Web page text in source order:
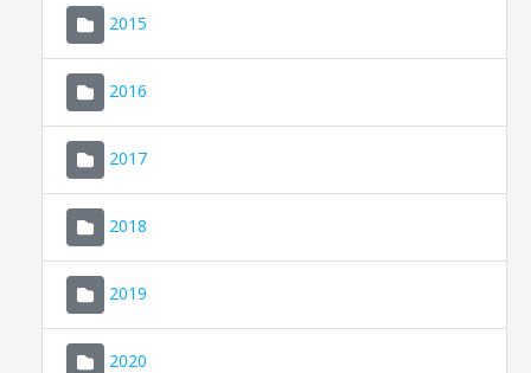
2015
2016
2017
2018
2019
2020